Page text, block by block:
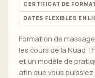
CERTIFICAT DE
DATES FLEXIBLES EN
Formation de
les cours de la Nuad
et un modèle de
afin que vous